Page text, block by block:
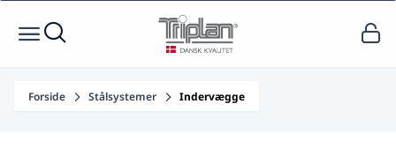
Forside Stålsystemer Indervægge